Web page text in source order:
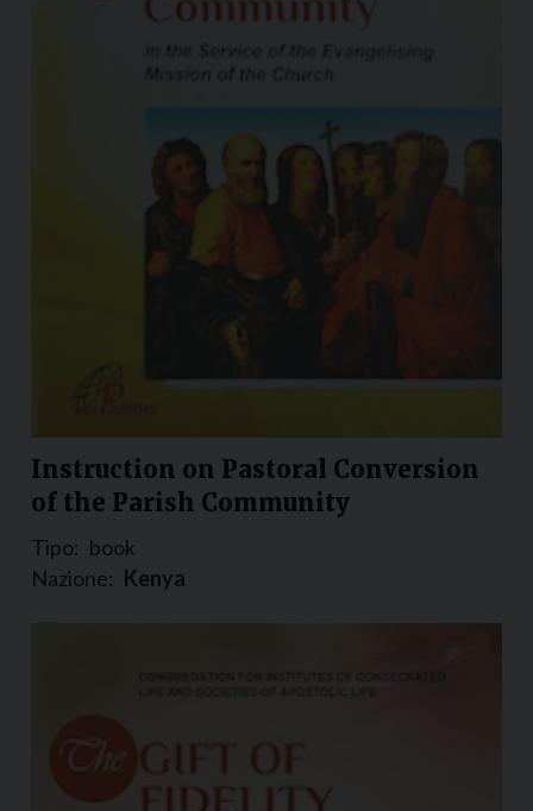
Instruction on Pastoral Conversion
of the Parish Community
Tipo: book
Nazione: Kenya